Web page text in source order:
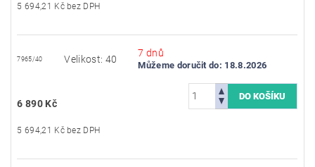
5 694,21 Kč bez DPH
7965/40 Velikost: 40
7 dnů
Můžeme doručit do: 18.8.2026
6 890 Kč
5 694,21 Kč bez DPH